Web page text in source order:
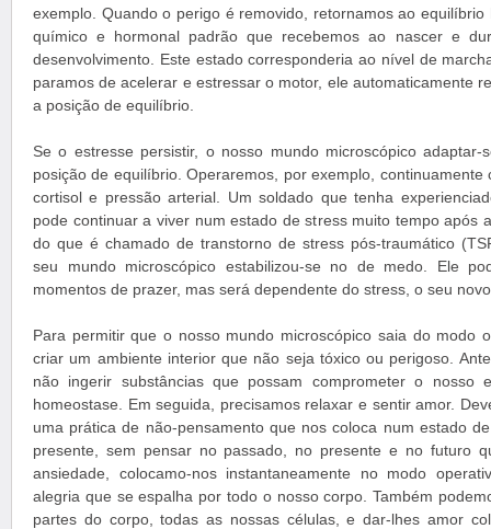
exemplo. Quando o perigo é removido, retornamos ao
químico e hormonal padrão que recebemos ao nascer e
desenvolvimento. Este estado corresponderia ao nível de
paramos de acelerar e estressar o motor, ele automaticamente
a posição de equilíbrio.
Se o estresse persistir, o nosso mundo microscópico
posição de equilíbrio. Operaremos, por exemplo,
cortisol e pressão arterial. Um soldado que tenha
pode continuar a viver num estado de stress muito tempo após
do que é chamado de transtorno de stress pós-traumático
seu mundo microscópico estabilizou-se no de medo. Ele
momentos de prazer, mas será dependente do stress, o seu
Para permitir que o nosso mundo microscópico saia do modo
criar um ambiente interior que não seja tóxico ou perigoso.
não ingerir substâncias que possam comprometer o nosso
homeostase. Em seguida, precisamos relaxar e sentir amor.
uma prática de não-pensamento que nos coloca num estado
presente, sem pensar no passado, no presente e no futuro
ansiedade, colocamo-nos instantaneamente no modo
alegria que se espalha por todo o nosso corpo. Também
partes do corpo, todas as nossas células, e dar-lhes amor